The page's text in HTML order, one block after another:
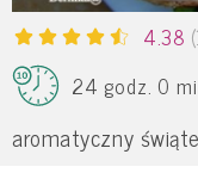
4.38
24 godz. 0
aromatyczny